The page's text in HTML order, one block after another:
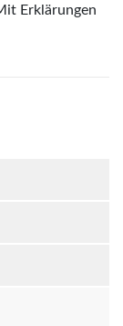
Erklärungen